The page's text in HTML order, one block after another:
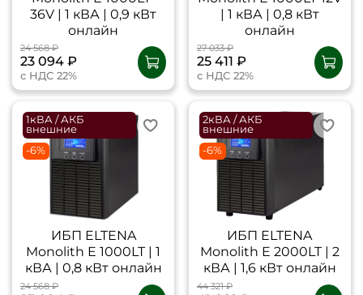
36V | 1 кВА | 0,9 кВт
онлайн
24 568 ₽
23 094 ₽
с НДС 22%
| 1 кВА | 0,8 кВт
онлайн
27 033 ₽
25 411 ₽
с НДС 22%
1кВА / АКБ
внешние
-6%
ИБП ELTENA
Monolith E 1000LT | 1
кВА | 0,8 кВт онлайн
24 568 ₽
2кВА / АКБ
внешние
-6%
ИБП ELTENA
Monolith E 2000LT | 2
кВА | 1,6 кВт онлайн
44 321 ₽